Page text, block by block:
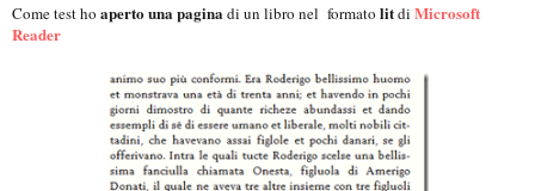
Come test ho aperto una paginadi un libro nel formato litdi Microsoft
Reader